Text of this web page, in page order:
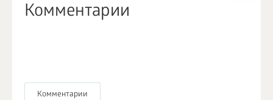
Комментарии
Комментарии